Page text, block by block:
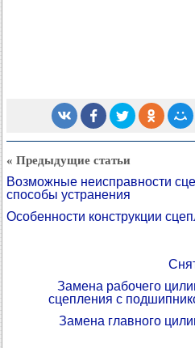
« Предыдущие статьи
Возможные неисправности
способы устранения
Особенности конструкции
Замена рабочего
сцепления с
Замена главного